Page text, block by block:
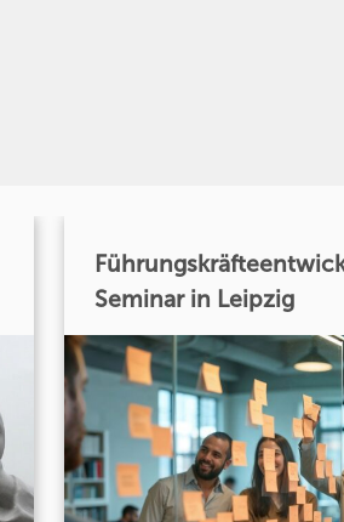
Seminar in Leipzig